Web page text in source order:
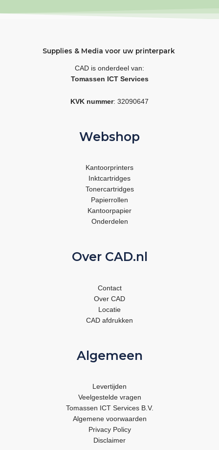
Supplies & Media voor uw printerpark
CAD is onderdeel van:
Tomassen ICT Services
KVK nummer: 32090647
Webshop
Kantoorprinters
Inktcartridges
Tonercartridges
Papierrollen
Kantoorpapier
Onderdelen
Over CAD.nl
Contact
Over CAD
Locatie
CAD afdrukken
Algemeen
Levertijden
Veelgestelde vragen
Tomassen ICT Services B.V.
Algemene voorwaarden
Privacy Policy
Disclaimer